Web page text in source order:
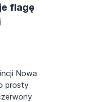
flagę
Nowa
prosty